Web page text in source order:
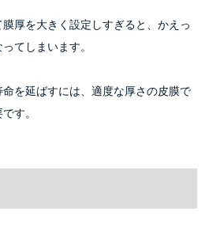
厚を大きく設定しすぎると、かえっ
てしまいます。
を延ばすには、適度な厚さの皮膜で
す。